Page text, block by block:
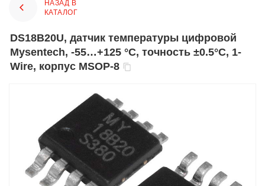
НАЗАД В
КАТАЛОГ
DS18B20U, датчик температуры цифровой
Mysentech, -55…+125 °С, точность ±0.5°C, 1-
Wire, корпус MSOP-8